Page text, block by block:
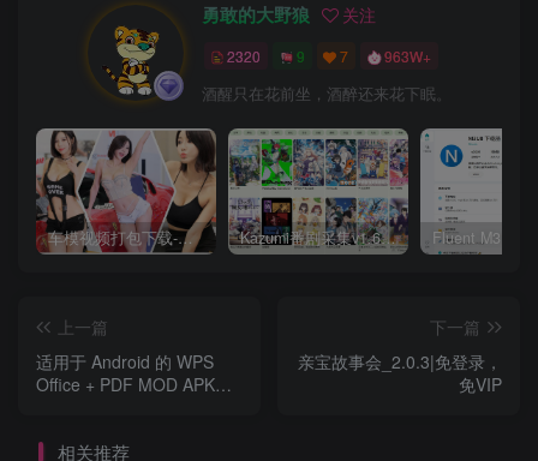
勇敢的大野狼 关注
2320 9 7 963W+
酒醒只在花前坐，酒醉还来花下眠。
车模视频打包下载-高清无水印版 Kazumi番剧采集v1.6.9：支持自定义规则+在线观看+弹幕，跨平台下载
上一篇
适用于 Android 的 WPS
Office + PDF MOD APK
下一篇
亲宝故事会_2.0.3|免登录，
免VIP
相关推荐